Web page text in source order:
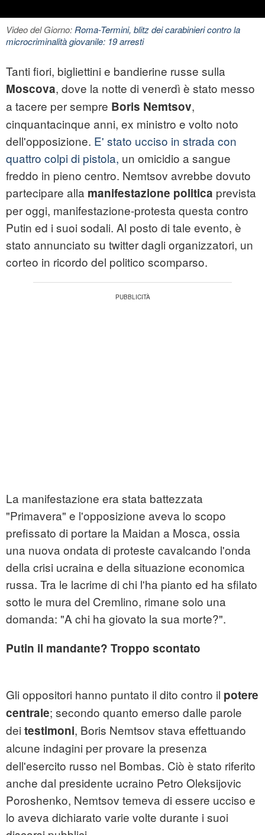
Video del Giorno:Roma-Termini, blitz dei carabinieri contro la
microcriminalità giovanile: 19 arresti
Tanti fiori, bigliettini e bandierine russe sulla
Moscova, dove la notte di venerdì è stato messo
a tacere per sempre Boris Nemtsov,
cinquantacinque anni, ex ministro e volto noto
dell'opposizione. E' stato ucciso in strada con
quattro colpi di pistola, un omicidio a sangue
freddo in pieno centro. Nemtsov avrebbe dovuto
partecipare alla manifestazione politica prevista
per oggi, manifestazione-protesta questa contro
Putin ed i suoi sodali. Al posto di tale evento, è
stato annunciato su twitter dagli organizzatori, un
corteo in ricordo del politico scomparso.
La manifestazione era stata battezzata
"Primavera" e l'opposizione aveva lo scopo
prefissato di portare la Maidan a Mosca, ossia
una nuova ondata di proteste cavalcando l'onda
della crisi ucraina e della situazione economica
russa. Tra le lacrime di chi l'ha pianto ed ha sfilato
sotto le mura del Cremlino, rimane solo una
domanda: "A chi ha giovato la sua morte?".
Putin il mandante? Troppo scontato
Gli oppositori hanno puntato il dito contro il potere
centrale; secondo quanto emerso dalle parole
dei testimoni, Boris Nemtsov stava effettuando
alcune indagini per provare la presenza
dell'esercito russo nel Bombas. Ciò è stato riferito
anche dal presidente ucraino Petro Oleksijovic
Poroshenko, Nemtsov temeva di essere ucciso e
lo aveva dichiarato varie volte durante i suoi